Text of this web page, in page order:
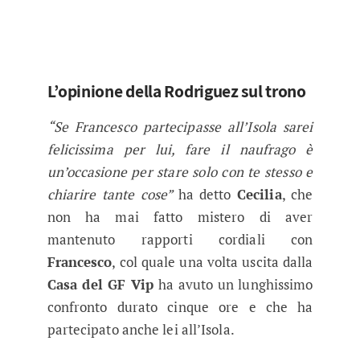
L’opinione della Rodriguez sul trono
“Se Francesco partecipasse all’Isola sarei
felicissima per lui, fare il naufrago è
un’occasione per stare solo con te stesso e
chiarire tante cose” ha detto Cecilia, che
non ha mai fatto mistero di aver
mantenuto rapporti cordiali con
Francesco, col quale una volta uscita dalla
Casa del GF Vip ha avuto un lunghissimo
confronto durato cinque ore e che ha
partecipato anche lei all’Isola.